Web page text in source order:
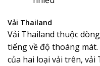
Vải Thailand
Vải Thailand thuộc
tiếng về độ thoáng
của hai loại vải trên, vải